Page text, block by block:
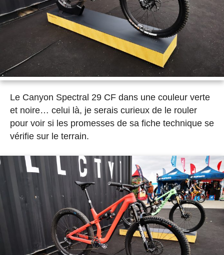
Le Canyon Spectral 29 CF dans une couleur verte
et noire… celui là, je serais curieux de le rouler
pour voir si les promesses de sa fiche technique se
vérifie sur le terrain.